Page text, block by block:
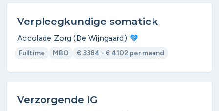
Verpleegkundige somatiek
Accolade Zorg (De Wijngaard)
Fulltime MBO € 3384 - € 4102 per maand
Verzorgende IG